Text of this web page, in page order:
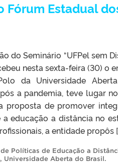
Fórum Estadual
do Seminário “UFPel sem
nesta sexta-feira (30) o
da Universidade
a pandemia, teve lugar
proposta de promover
educação a distância no
a entidade propôs
Políticas de Educação a
, Universidade Aberta do Brasil.